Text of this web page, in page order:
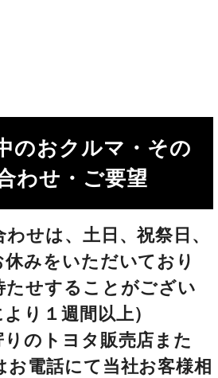
のおクルマ・その
わせ・ご要望​
せは、土日、祝祭日、
みをいただいており
たせすることがござい
り１週間以上）
のトヨタ販売店また
電話にて当社お客様相